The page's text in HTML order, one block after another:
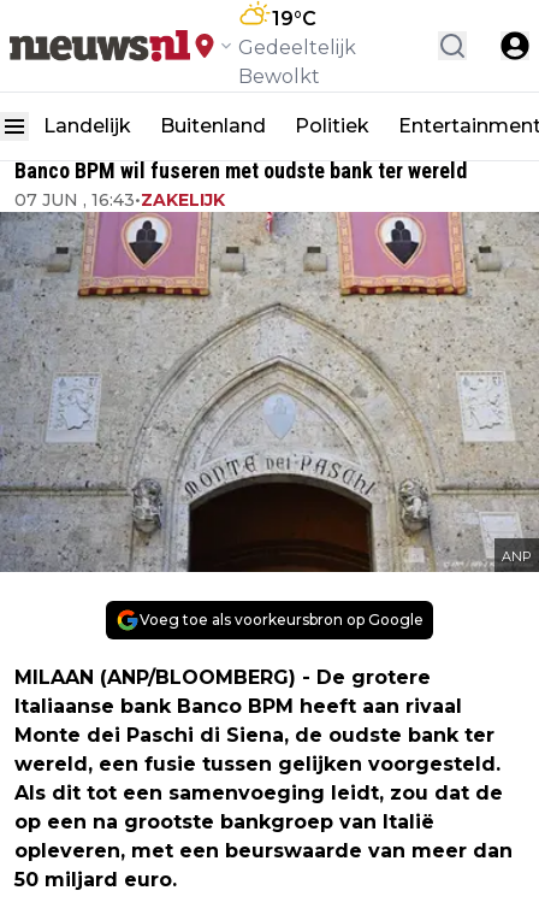
19°C
Gedeeltelijk
Bewolkt
Landelijk Buitenland Politiek
Banco BPM wil fuseren met oudste bank ter wereld
07 JUN , 16:43•ZAKELIJK
ANP
Voeg toe als voorkeursbron op Google
MILAAN (ANP/BLOOMBERG) - De grotere
Italiaanse bank Banco BPM heeft aan rivaal
Monte dei Paschi di Siena, de oudste bank ter
wereld, een fusie tussen gelijken voorgesteld.
Als dit tot een samenvoeging leidt, zou dat de
op een na grootste bankgroep van Italië
opleveren, met een beurswaarde van meer dan
50 miljard euro.